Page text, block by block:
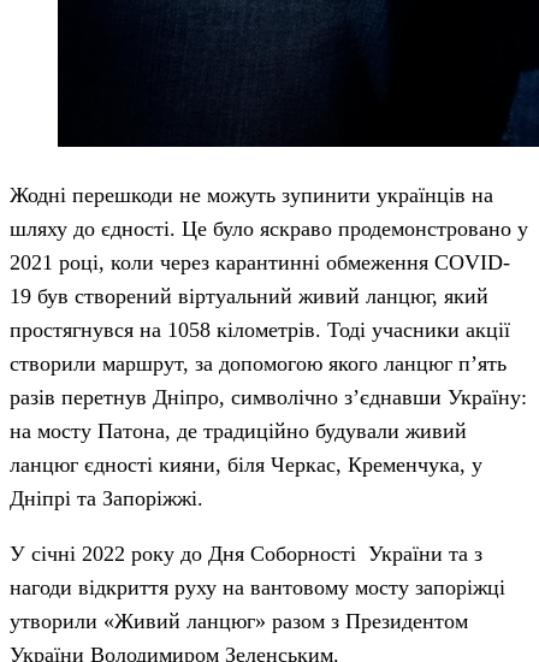
Жодні перешкоди не можуть зупинити українців на
шляху до єдності. Це було яскраво продемонстровано у
2021 році, коли через карантинні обмеження COVID-
19 був створений віртуальний живий ланцюг, який
простягнувся на 1058 кілометрів. Тоді учасники акції
створили маршрут, за допомогою якого ланцюг п’ять
разів перетнув Дніпро, символічно з’єднавши Україну:
на мосту Патона, де традиційно будували живий
ланцюг єдності кияни, біля Черкас, Кременчука, у
Дніпрі та Запоріжжі.
У січні 2022 року до Дня Соборності України та з
нагоди відкриття руху на вантовому мосту запоріжці
утворили «Живий ланцюг» разом з Президентом
України Володимиром Зеленським.